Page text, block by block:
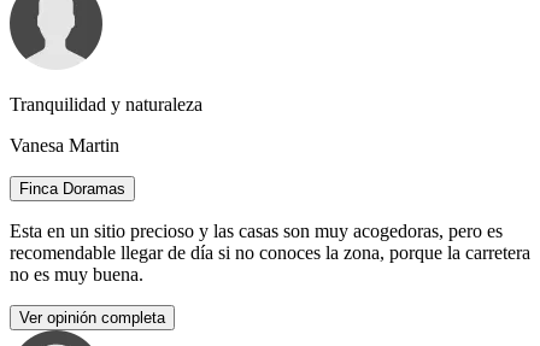
Tranquilidad y naturaleza
Vanesa Martin
Finca Doramas
Esta en un sitio precioso y las casas son muy acogedoras, pero es
recomendable llegar de día si no conoces la zona, porque la carretera
no es muy buena.
Ver opinión completa